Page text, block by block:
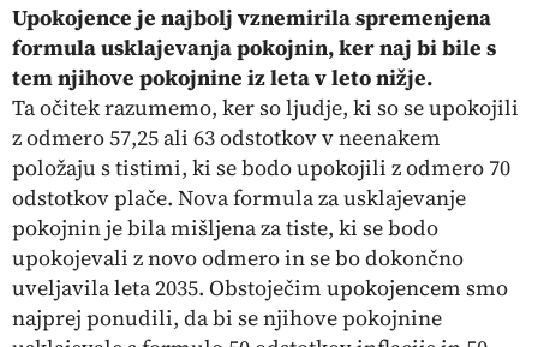
Upokojence je najbolj vznemirila spremenjena
formula usklajevanja pokojnin, ker naj bi bile s
tem njihove pokojnine iz leta v leto nižje.
Ta očitek razumemo, ker so ljudje, ki so se upokojili
z odmero 57,25 ali 63 odstotkov v neenakem
položaju s tistimi, ki se bodo upokojili z odmero 70
odstotkov plače. Nova formula za usklajevanje
pokojnin je bila mišljena za tiste, ki se bodo
upokojevali z novo odmero in se bo dokončno
uveljavila leta 2035. Obstoječim upokojencem smo
najprej ponudili, da bi se njihove pokojnine